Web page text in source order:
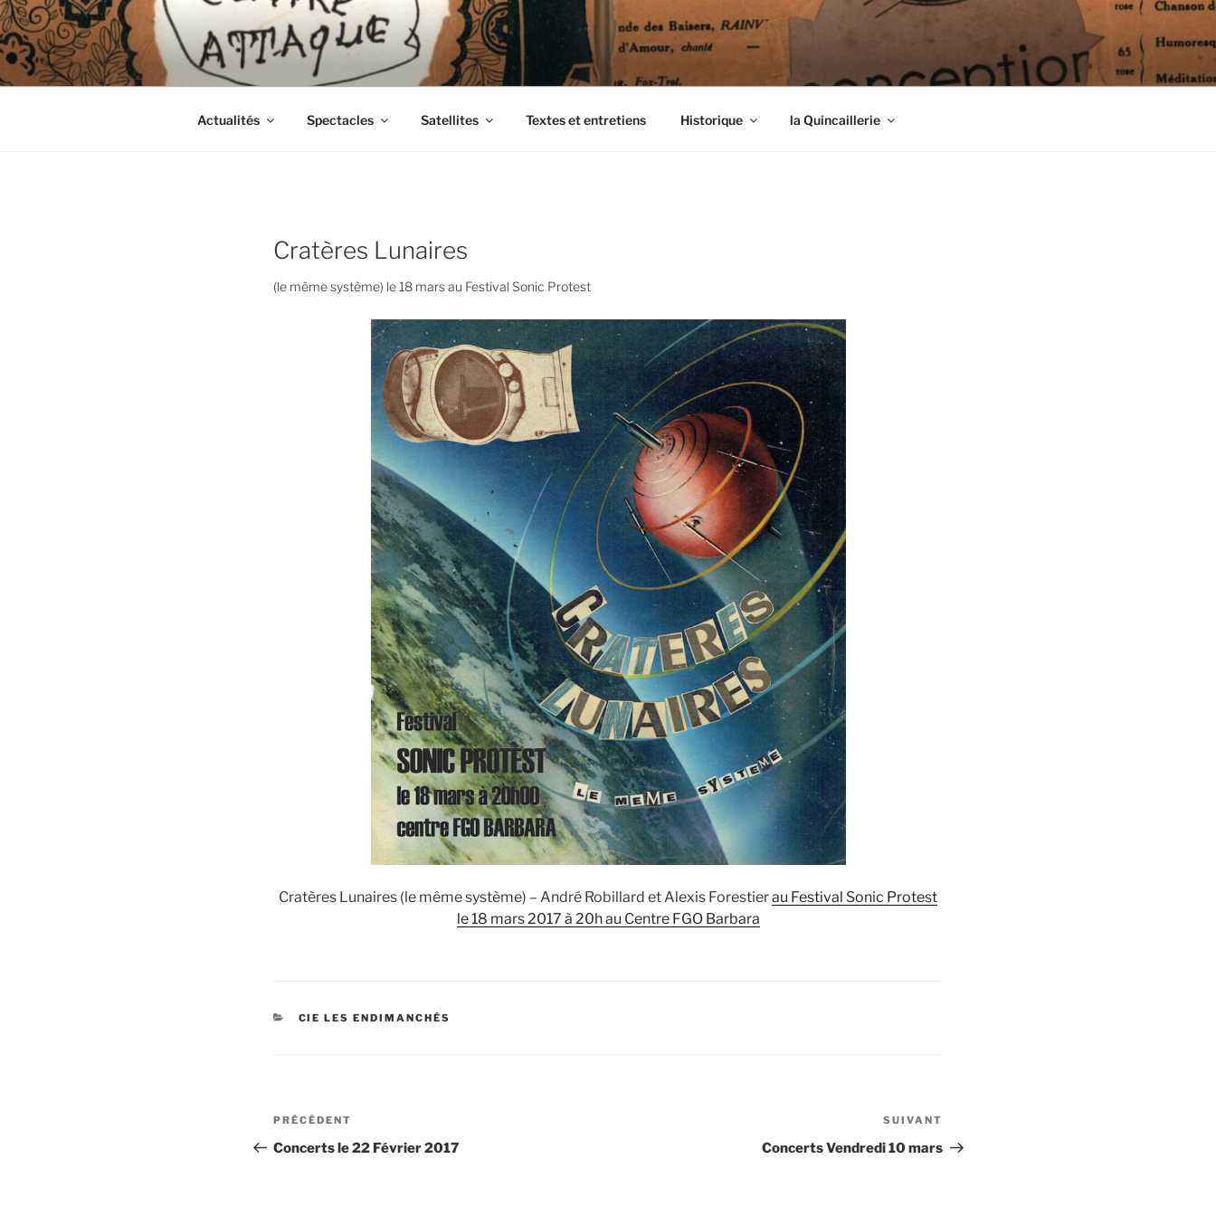
Aller
au
contenu
principal
CIE LES ENDIMANCHÉS
Actualités Spectacles Satellites Textes et entretiens Historique la Quincaillerie
Cratères Lunaires
(le même système) le 18 mars au Festival Sonic Protest
Cratères Lunaires (le même système) – André Robillard et Alexis Forestierau Festival Sonic Protest
le 18 mars 2017 à 20h au Centre FGO Barbara
CATÉGORIES
CIE LES ENDIMANCHÉS
Navigation
de
Article
précédent
PRÉCÉDENT
Concerts le 22 Février 2017
suivant
SUIVANT
Concerts Vendredi 10 mars